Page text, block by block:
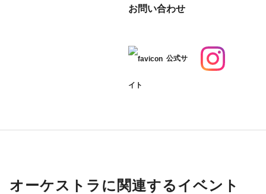
お問い合わせ
公式サ
イト
オーケストラに関連するイベント